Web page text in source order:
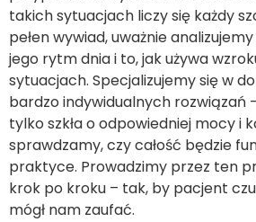
takich sytuacjach liczy się każdy
pełen wywiad, uważnie
jego rytm dnia i to, jak używa
sytuacjach. Specjalizujemy się w
bardzo indywidualnych rozwiązań
tylko szkła o odpowiedniej mocy i
sprawdzamy, czy całość będzie
praktyce. Prowadzimy przez ten
krok po kroku – tak, by pacjent
mógł nam zaufać.